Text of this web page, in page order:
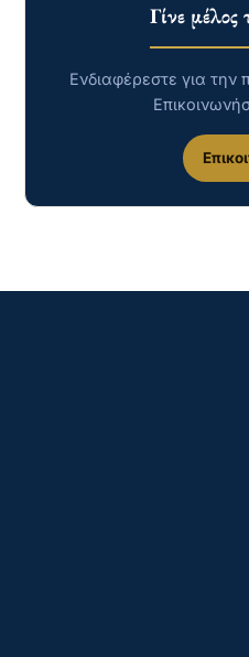
Γίνε μέλος
Ενδιαφέρεστε για την